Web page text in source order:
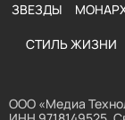
ЗВЕЗДЫ
СТИЛЬ ЖИЗНИ
ООО «Медиа